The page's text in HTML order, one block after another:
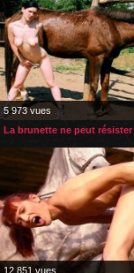
5 973 vues
12 851 vues